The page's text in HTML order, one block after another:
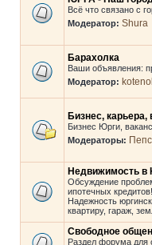
Всё что связано с
Модератор: Shura
Барахолка
Ваши объявления:
Модератор:
Бизнес, карьера,
Бизнес Юрги,
Модераторы: Пепс
Недвижимость в
Обсуждение
ипотечных кредитов!
Надежность
квартиру, гараж,
Свободное
Раздел форума для